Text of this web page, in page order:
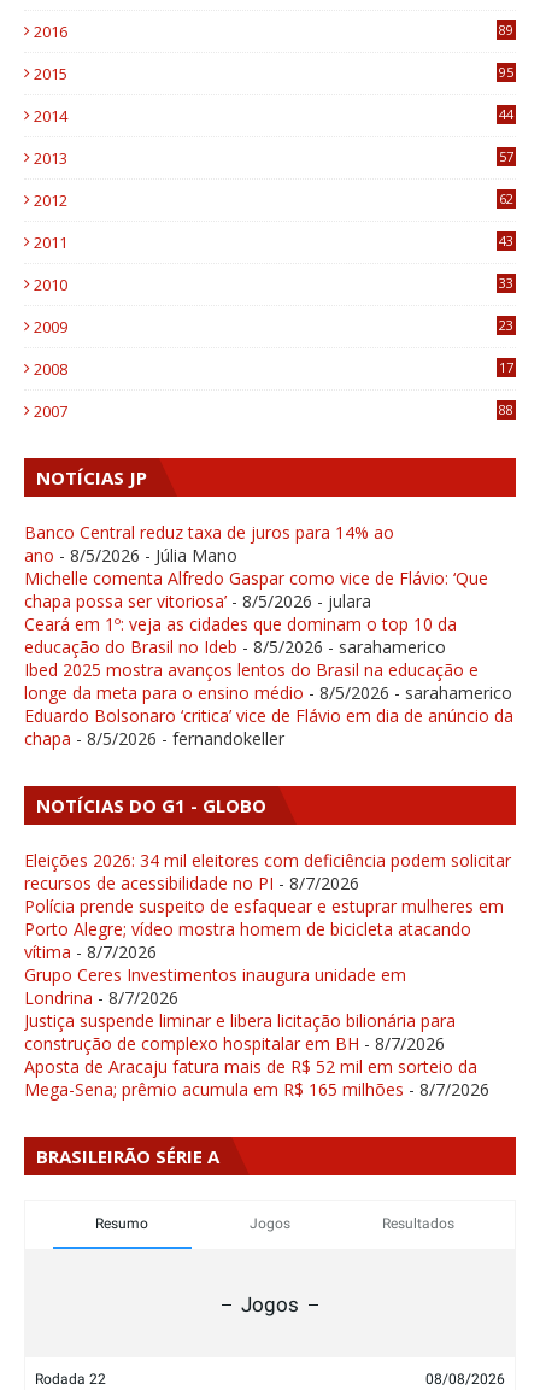
2016
89
2015
95
2014
44
2013
57
2012
62
2011
43
2010
33
2009
23
2008
17
2007 88
NOTÍCIAS JP
Banco Central reduz taxa de juros para 14% ao
ano - 8/5/2026 - Júlia Mano
Michelle comenta Alfredo Gaspar como vice de Flávio: ‘Que
chapa possa ser vitoriosa’ - 8/5/2026 - julara
Ceará em 1º: veja as cidades que dominam o top 10 da
educação do Brasil no Ideb - 8/5/2026 - sarahamerico
Ibed 2025 mostra avanços lentos do Brasil na educação e
longe da meta para o ensino médio - 8/5/2026 - sarahamerico
Eduardo Bolsonaro ‘critica’ vice de Flávio em dia de anúncio da
chapa - 8/5/2026 - fernandokeller
NOTÍCIAS DO G1 - GLOBO
Eleições 2026: 34 mil eleitores com deficiência podem solicitar
recursos de acessibilidade no PI - 8/7/2026
Polícia prende suspeito de esfaquear e estuprar mulheres em
Porto Alegre; vídeo mostra homem de bicicleta atacando
vítima - 8/7/2026
Grupo Ceres Investimentos inaugura unidade em
Londrina - 8/7/2026
Justiça suspende liminar e libera licitação bilionária para
construção de complexo hospitalar em BH - 8/7/2026
Aposta de Aracaju fatura mais de R$ 52 mil em sorteio da
Mega-Sena; prêmio acumula em R$ 165 milhões - 8/7/2026
BRASILEIRÃO SÉRIE A
Resumo Jogos Resultados
Jogos
Rodada 22 08/08/2026